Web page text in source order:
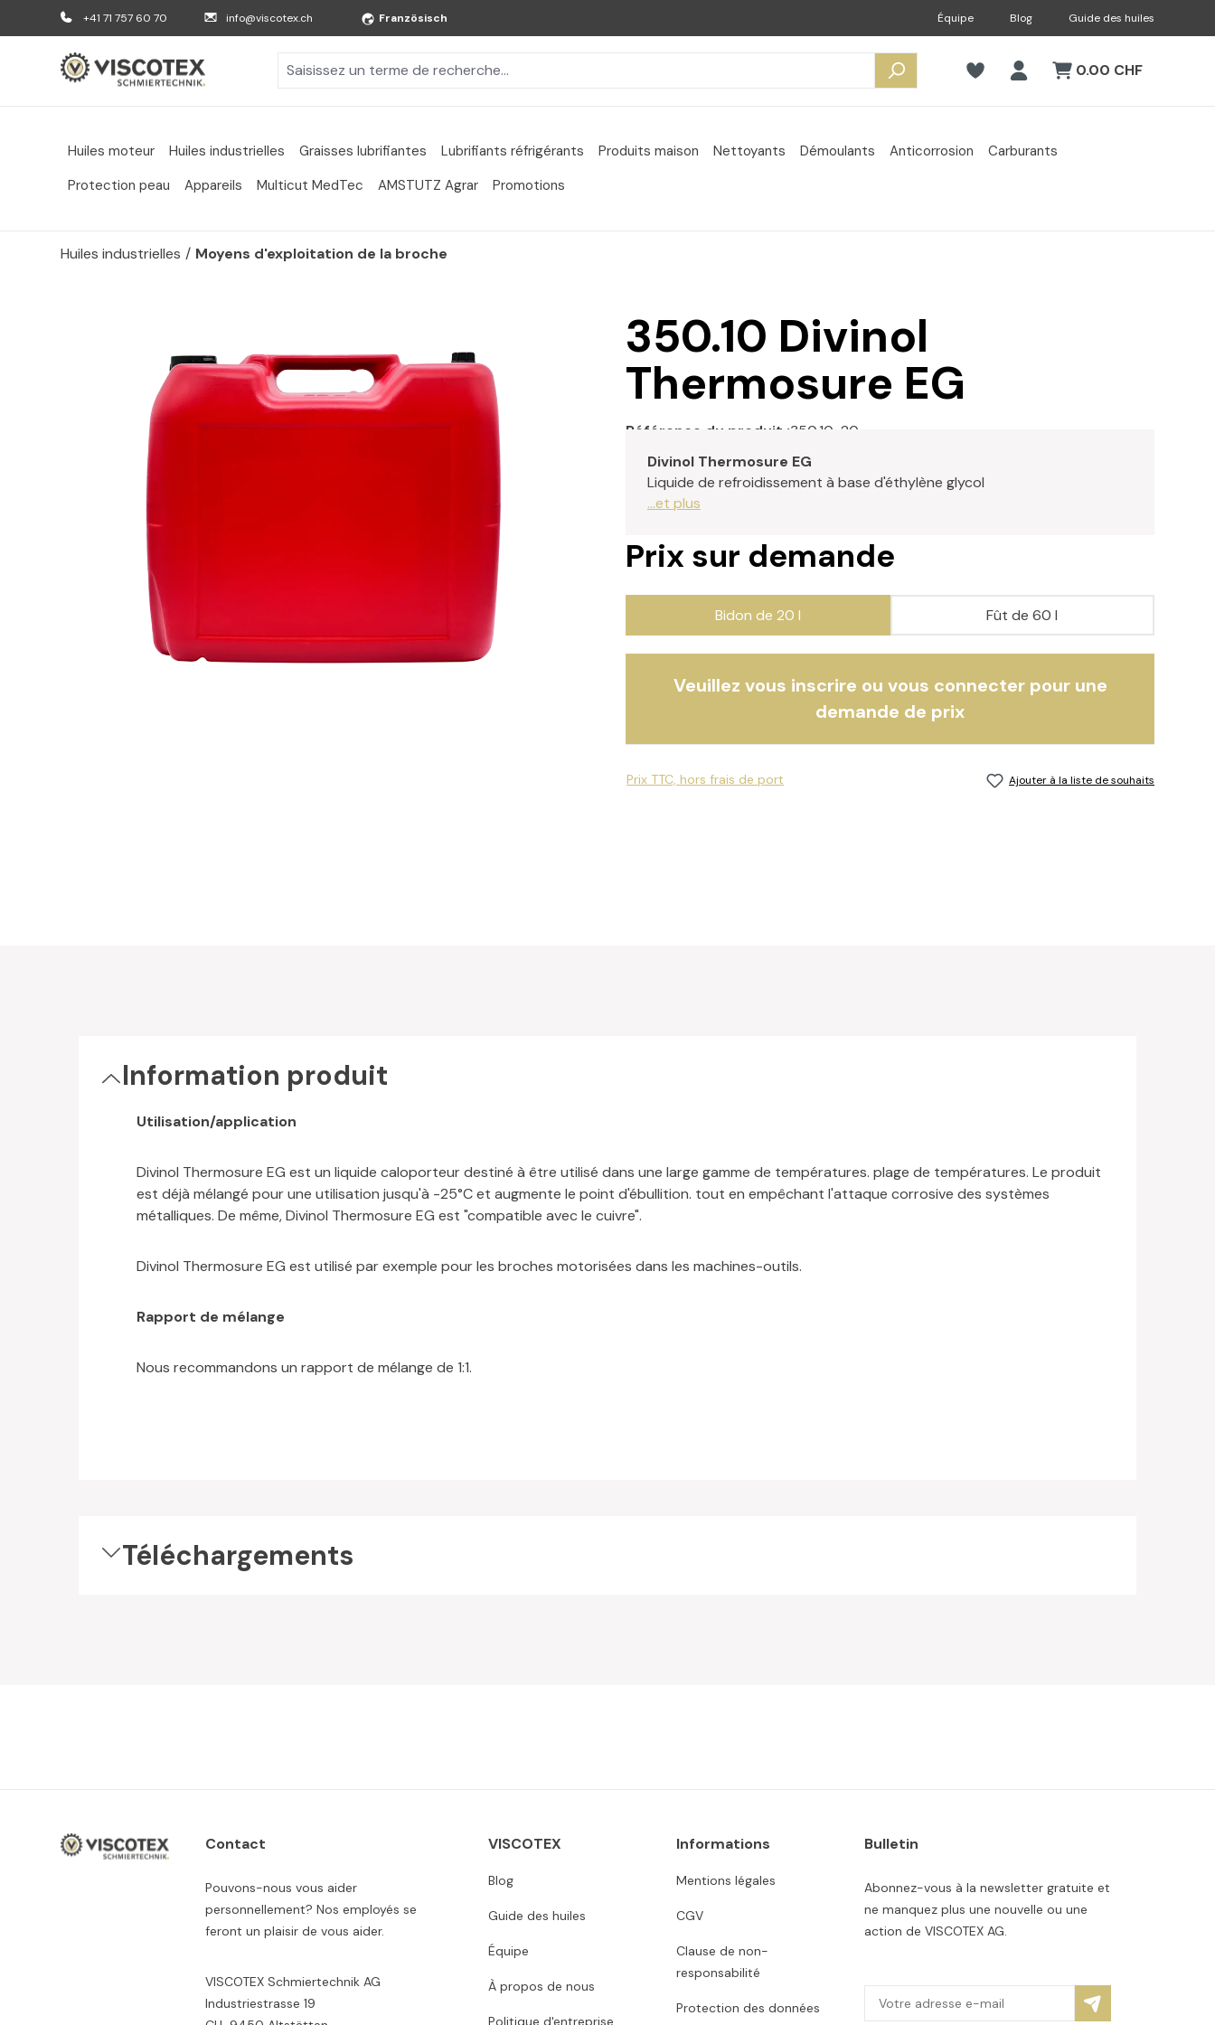
au contenu principal
Aller à la recherche
Aller à la navigation principale
+41 71 757 60 70 info@viscotex.ch Französisch Équipe Blog Guide des huiles
0.00 CHF
Huiles moteur Huiles industrielles Graisses lubrifiantes Lubrifiants réfrigérants Produits maison Nettoyants Démoulants Anticorrosion
Carburants
Protection peau
Appareils Multicut MedTec AMSTUTZ Agrar Promotions
Huiles industrielles / Moyens d'exploitation de la broche
350.10 Divinol
Thermosure EG
Référence du produit :350.10-20
Divinol Thermosure EG
Liquide de refroidissement à base d'éthylène glycol
...et plus
Prix sur demande
Bidon de 20 l Fût de 60 l
Veuillez vous inscrire ou vous connecter pour une
demande de prix
Prix TTC, hors frais de port Ajouter à la liste de souhaits
Information produit
Utilisation/application
Divinol Thermosure EG est un liquide caloporteur destiné à être utilisé dans une large gamme de températures. plage de températures. Le produit
est déjà mélangé pour une utilisation jusqu'à -25°C et augmente le point d'ébullition. tout en empêchant l'attaque corrosive des systèmes
métalliques. De même, Divinol Thermosure EG est "compatible avec le cuivre".
Divinol Thermosure EG est utilisé par exemple pour les broches motorisées dans les machines-outils.
Rapport de mélange
Nous recommandons un rapport de mélange de 1:1.
Téléchargements
Contact
Pouvons-nous vous aider
personnellement? Nos employés se
feront un plaisir de vous aider.
VISCOTEX Schmiertechnik AG
Industriestrasse 19
VISCOTEX
Blog
Guide des huiles
Équipe
À propos de nous
Politique d'entreprise
Informations
Mentions légales
CGV
Clause de non-
responsabilité
Protection des données
Bulletin
Abonnez-vous à la newsletter gratuite et
ne manquez plus une nouvelle ou une
action de VISCOTEX AG.